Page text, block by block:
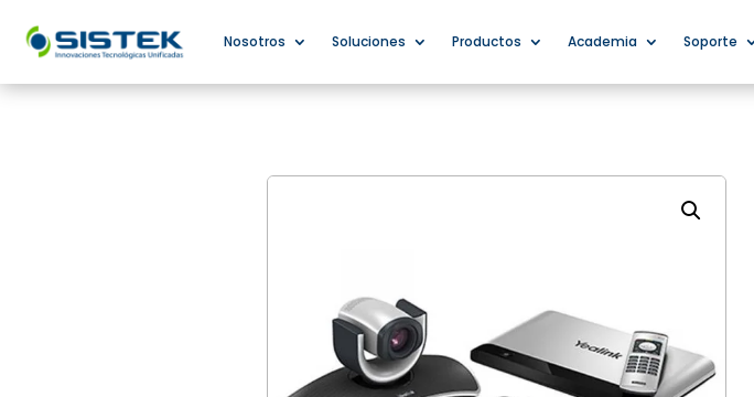
Nosotros Soluciones Productos Academia Soporte